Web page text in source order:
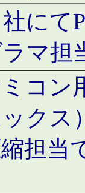
にて
マ担
コン
クス
担当